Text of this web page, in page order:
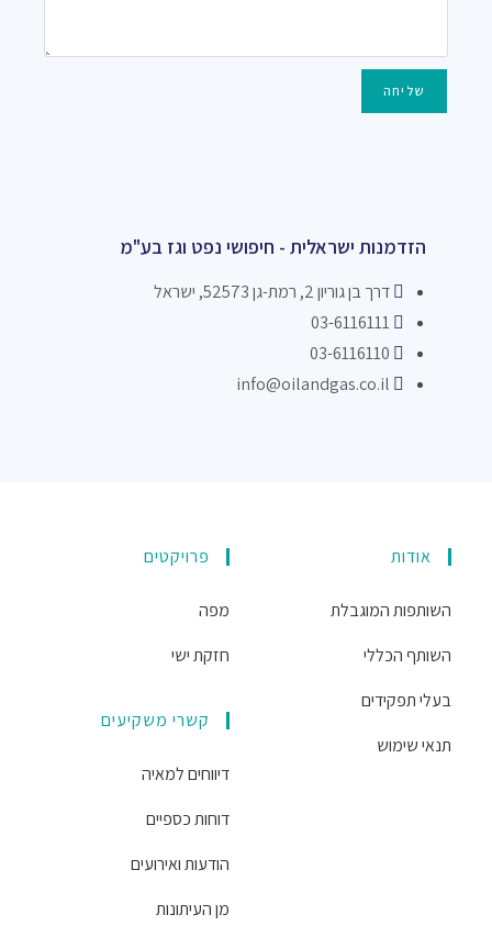
שליחה
הזדמנות ישראלית - חיפושי נפט וגז בע"מ
דרך בן גוריון 2, רמת-גן 52573, ישראל
03-6116111
03-6116110
info@oilandgas.co.il
אודות
השותפות המוגבלת
השותף הכללי
בעלי תפקידים
תנאי שימוש
פרויקטים
מפה
חזקת ישי
קשרי משקיעים
דיווחים למאיה
דוחות כספיים
הודעות ואירועים
מן העיתונות